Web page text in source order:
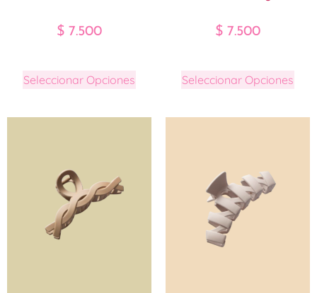
$ 7.500
Seleccionar Opciones
$ 7.500
Seleccionar Opciones